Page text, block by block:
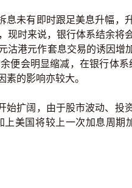
未有即时跟足美息升幅，升
现时来说，银行体系结余将
沽港元作套息交易的诱因增
便会明显缩减，在银行体
的影响亦较大。
扩阔，由于股市波动、投
美国将较上一次加息周期